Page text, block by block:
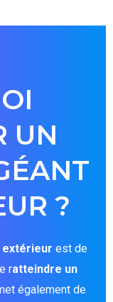
UN
?
extérieur est de
ratteindre un
également de